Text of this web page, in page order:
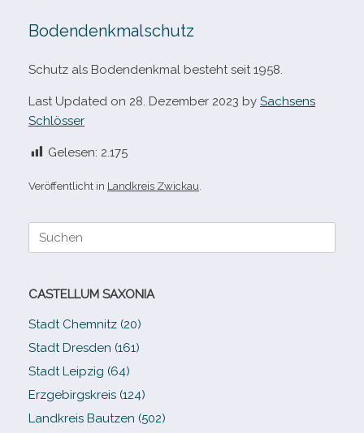
Bodendenkmalschutz
Schutz als Bodendenkmal besteht seit 1958.
Last Updated on 28. Dezember 2023 by Sachsens
Schlösser
Gelesen: 2.175
Veröffentlicht in Landkreis Zwickau
Suche
CASTELLUM SAXONIA
Stadt Chemnitz (20)
Stadt Dresden (161)
Stadt Leipzig (64)
Erzgebirgskreis (124)
Landkreis Bautzen (502)